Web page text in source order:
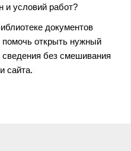
и условий работ?
документов
помочь открыть нужный
сведения без смешивания
сайта.